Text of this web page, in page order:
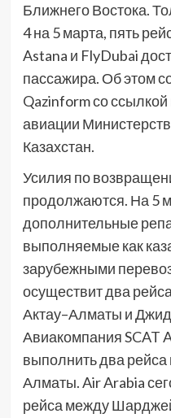
Ближнего Востока.
4 на 5 марта, пять
Astana и FlyDubai
пассажира. Об этом
Qazinform со
авиации
Казахстан.
Усилия по
продолжаются. На 5
дополнительные
выполняемые как
зарубежными
осуществит два
Актау–Алматы и
Авиакомпания SCAT
выполнить два
Алматы. Air Arabia
рейса между